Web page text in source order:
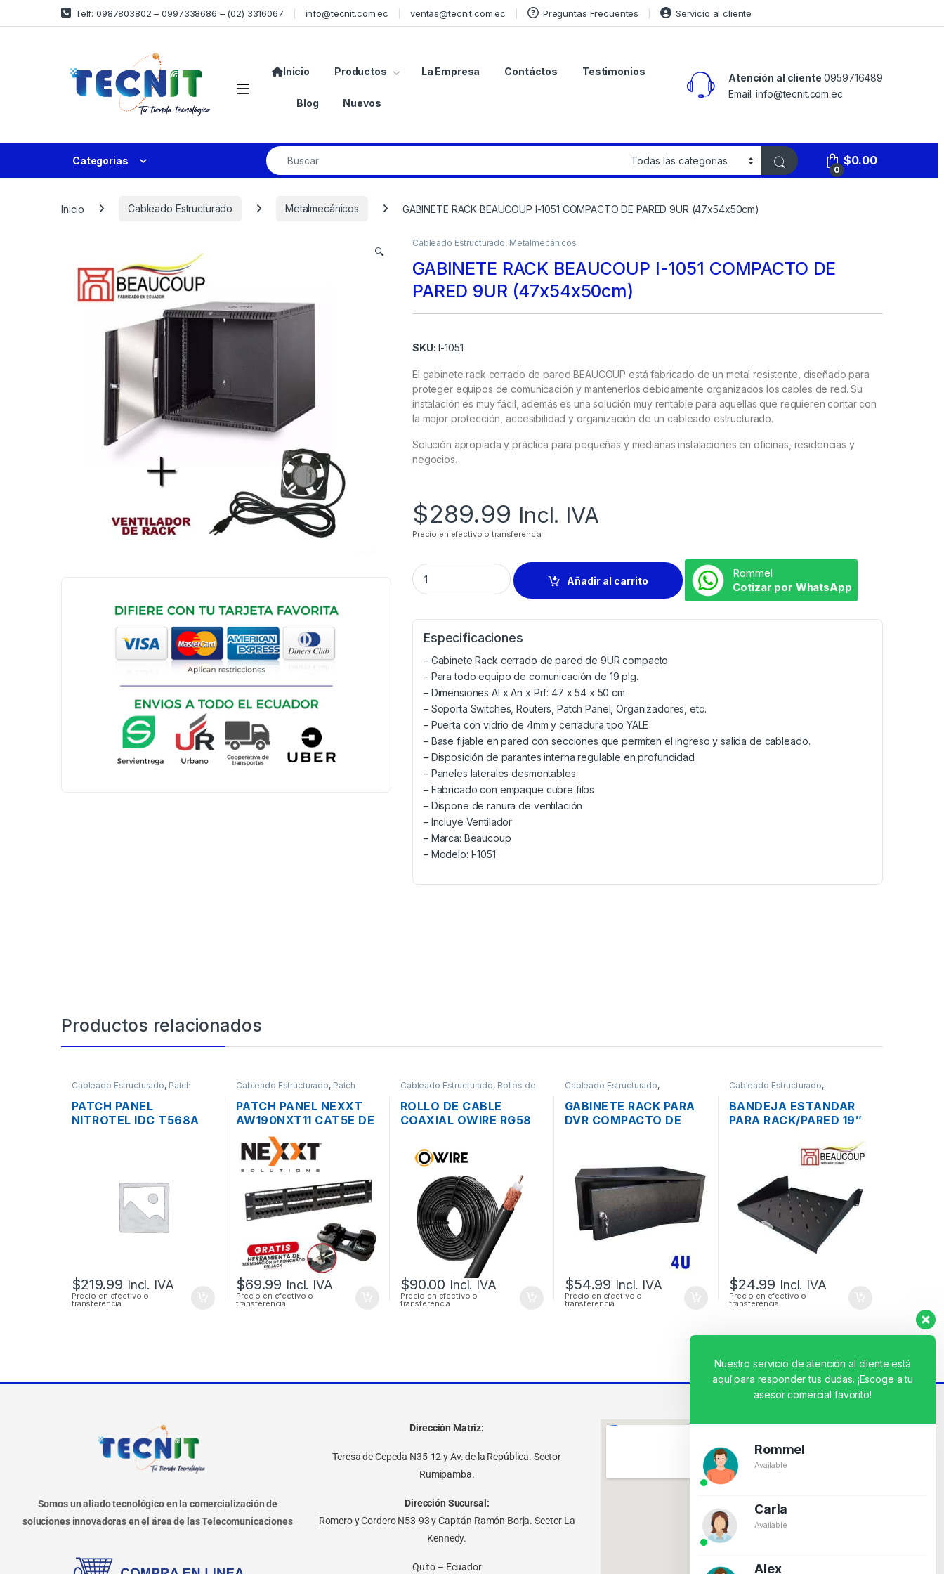
Telf: 0987803802 – 0997338686 – (02) 3316067 info@tecnit.com.ec ventas@tecnit.com.ec Preguntas Frecuentes Servicio al cliente
Inicio Productos La Empresa Contáctos Testimonios
Blog Nuevos
Atención al cliente 0959716489
Email: info@tecnit.com.ec
Categorias
0
$0.00
Inicio Cableado Estructurado Metalmecánicos GABINETE RACK BEAUCOUP I-1051 COMPACTO DE PARED 9UR (47x54x50cm)
🔍
Cableado Estructurado, Metalmecánicos
GABINETE RACK BEAUCOUP I-1051 COMPACTO DE
PARED 9UR (47x54x50cm)
SKU: I-1051
El gabinete rack cerrado de pared BEAUCOUP está fabricado de un metal resistente, diseñado para
proteger equipos de comunicación y mantenerlos debidamente organizados los cables de red. Su
instalación es muy fácil, además es una solución muy rentable para aquellas que requieren contar con
la mejor protección, accesibilidad y organización de un cableado estructurado.
Solución apropiada y práctica para pequeñas y medianas instalaciones en oficinas, residencias y
negocios.
$289.99 Incl. IVA
Precio en efectivo o transferencia
Añadir al carrito
Rommel
Cotizar por WhatsApp
Especificaciones
– Gabinete Rack cerrado de pared de 9UR compacto
– Para todo equipo de comunicación de 19 plg.
– Dimensiones Al x An x Prf: 47 x 54 x 50 cm
– Soporta Switches, Routers, Patch Panel, Organizadores, etc.
– Puerta con vidrio de 4mm y cerradura tipo YALE
– Base fijable en pared con secciones que permiten el ingreso y salida de cableado.
– Disposición de parantes interna regulable en profundidad
– Paneles laterales desmontables
– Fabricado con empaque cubre filos
– Dispone de ranura de ventilación
– Incluye Ventilador
– Marca: Beaucoup
– Modelo: I-1051
Productos relacionados
Cableado Estructurado, Patch
PATCH PANEL
NITROTEL IDC T568A
$219.99 Incl. IVA
Precio en efectivo o
transferencia
Cableado Estructurado, Patch
PATCH PANEL NEXXT
AW190NXT11 CAT5E DE
48 PUERTOS PARA
RACK DE 19″
$69.99 Incl. IVA
Precio en efectivo o
transferencia
Cableado Estructurado, Rollos de
ROLLO DE CABLE
COAXIAL OWIRE RG58
POR METROS
$90.00 Incl. IVA
Precio en efectivo o
transferencia
Cableado Estructurado,
Metalmecánicos
GABINETE RACK PARA
DVR COMPACTO DE
$54.99 Incl. IVA
Precio en efectivo o
transferencia
Cableado Estructurado,
Metalmecánicos
BANDEJA ESTANDAR
PARA RACK/PARED 19″
$24.99 Incl. IVA
Precio en efectivo o
transferencia
Somos un aliado tecnológico en la comercialización de
soluciones innovadoras en el área de las Telecomunicaciones
Dirección Matriz:
Teresa de Cepeda N35-12 y Av. de la República. Sector
Rumipamba.
Dirección Sucursal:
Romero y Cordero N53-93 y Capitán Ramón Borja. Sector La
Kennedy.
Quito – Ecuador
Nuestro servicio de atención al cliente está
aquí para responder tus dudas. ¡Escoge a tu
asesor comercial favorito!
Rommel
Available
Carla
Available
Alex